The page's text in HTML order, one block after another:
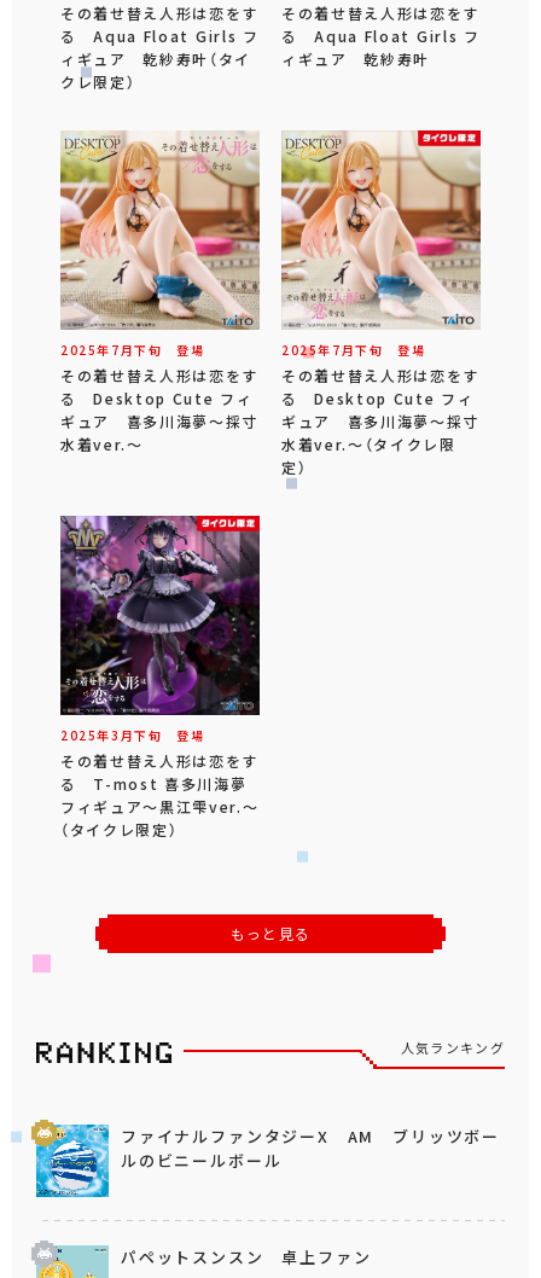
その着せ替え人形は恋をす
る Aqua Float Girls フ
ィギュア 乾紗寿叶（タイ
クレ限定）
その着せ替え人形は恋をす
る Aqua Float Girls フ
ィギュア 乾紗寿叶
2025年 7 月下旬 登場
その着せ替え人形は恋をす
る Desktop Cute フィ
ギュア 喜多川海夢～採寸
水着ver.～
2025年 7 月下旬 登場
その着せ替え人形は恋をす
る Desktop Cute フィ
ギュア 喜多川海夢～採寸
水着ver.～（タイクレ限
定）
2025年3 月下旬 登場
その着せ替え人形は恋をす
る T-most 喜多川海夢
フィギュア～黒江雫ver.～
（タイクレ限定）
もっと見る
人気ランキング
ファイナルファンタジーX AM ブリッツボー
ルのビニールボール
パペットスンスン 卓上ファン